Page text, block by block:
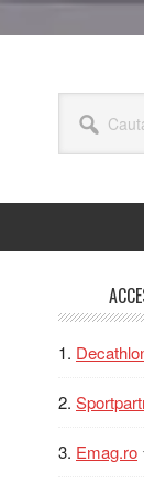
blog
Emag.ro